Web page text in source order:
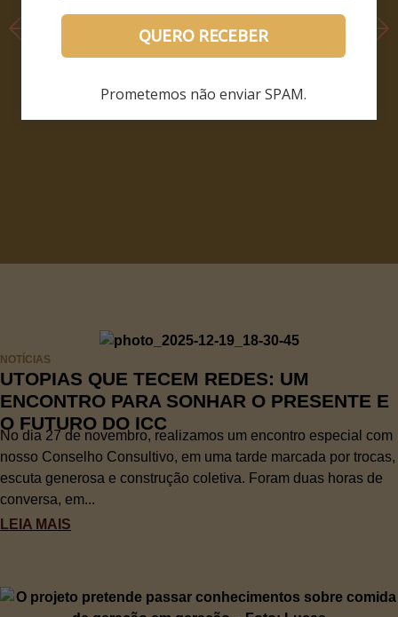
QUERO RECEBER
Prometemos não enviar SPAM.
NOTÍCIAS
UTOPIAS QUE TECEM REDES: UM
ENCONTRO PARA SONHAR O PRESENTE E
O FUTURO DO ICC
No dia 27 de novembro, realizamos um encontro especial com
nosso Conselho Consultivo, em uma tarde marcada por trocas,
escuta generosa e construção coletiva. Foram duas horas de
conversa, em...
LEIA MAIS